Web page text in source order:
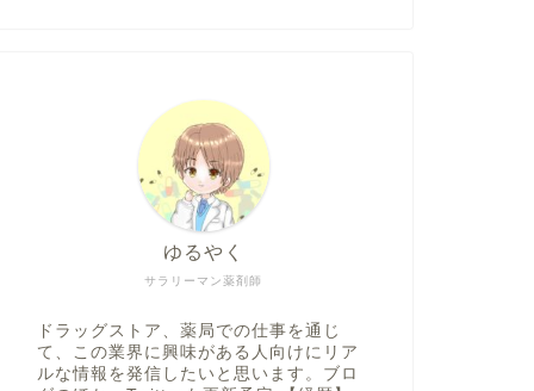
サラリーマン薬剤師
ゆるやく
ドラッグストア、薬局での仕事を通じ
て、この業界に興味がある人向けにリア
ルな情報を発信したいと思います。ブロ